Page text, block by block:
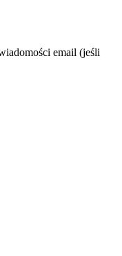
email (jeśli